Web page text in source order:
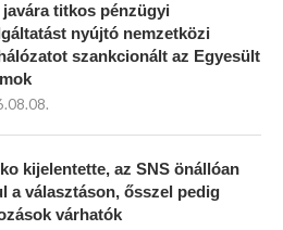
javára titkos pénzügyi
nyújtó nemzetközi
szankcionált az Egyesült
kijelentette, az SNS önállóan
a választáson, ősszel pedig
várhatók